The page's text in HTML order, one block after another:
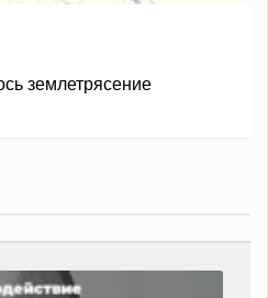
землетрясение